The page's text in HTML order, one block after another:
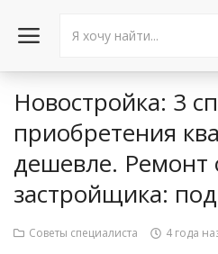
Войти в аккаунт
Каталог товаров
Акции
Новости
Новостройка: 3
приобретения
дешевле. Ремонт
застройщика:
Советы специалиста 4 года